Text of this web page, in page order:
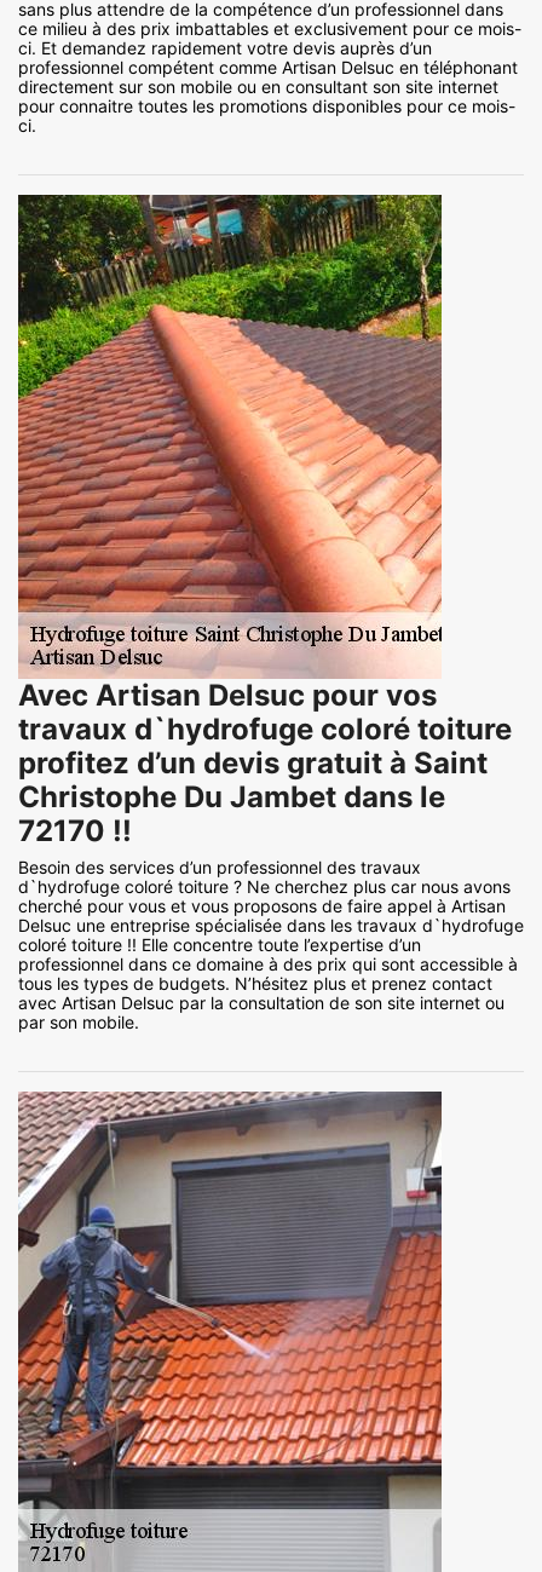
sans plus attendre de la compétence d’un professionnel dans
ce milieu à des prix imbattables et exclusivement pour ce mois-
ci. Et demandez rapidement votre devis auprès d’un
professionnel compétent comme Artisan Delsuc en téléphonant
directement sur son mobile ou en consultant son site internet
pour connaitre toutes les promotions disponibles pour ce mois-
ci.
Avec Artisan Delsuc pour vos
travaux d`hydrofuge coloré toiture
profitez d’un devis gratuit à Saint
Christophe Du Jambet dans le
72170 !!
Besoin des services d’un professionnel des travaux
d`hydrofuge coloré toiture ? Ne cherchez plus car nous avons
cherché pour vous et vous proposons de faire appel à Artisan
Delsuc une entreprise spécialisée dans les travaux d`hydrofuge
coloré toiture !! Elle concentre toute l’expertise d’un
professionnel dans ce domaine à des prix qui sont accessible à
tous les types de budgets. N’hésitez plus et prenez contact
avec Artisan Delsuc par la consultation de son site internet ou
par son mobile.